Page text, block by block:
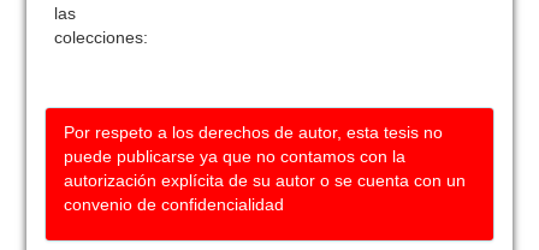
las
colecciones:
Por respeto a los derechos de autor, esta tesis no
puede publicarse ya que no contamos con la
autorización explícita de su autor o se cuenta con un
convenio de confidencialidad